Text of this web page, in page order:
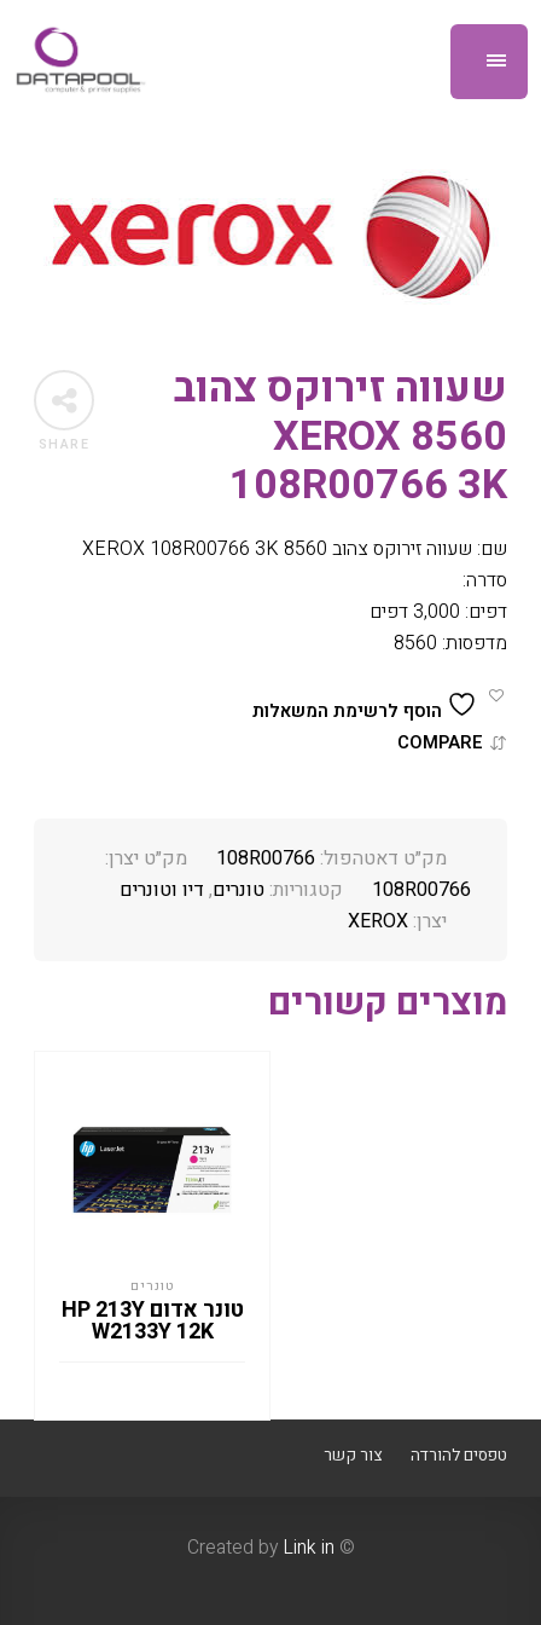
SHARE
שעווה זירוקס צהוב
8560 XEROX
108R00766 3K
שם: שעווה זירוקס צהוב 8560 XEROX 108R00766 3K
סדרה:
דפים: 3,000 דפים
מדפסות: 8560
הוסף לרשימת המשאלות
COMPARE
מק״ט דאטהפול:108R00766
מק״ט יצרן:
108R00766
קטגוריות:טונרים, דיו וטונרים
יצרן:XEROX
מוצרים קשורים
טונרים
טונר אדום HP 213Y
W2133Y 12K
טפסים להורדה צור קשר
© Created by
Link in